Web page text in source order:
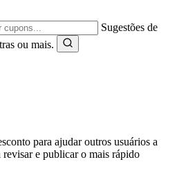
Sugestões de
ou mais.
para ajudar outros usuários a
e publicar o mais rápido